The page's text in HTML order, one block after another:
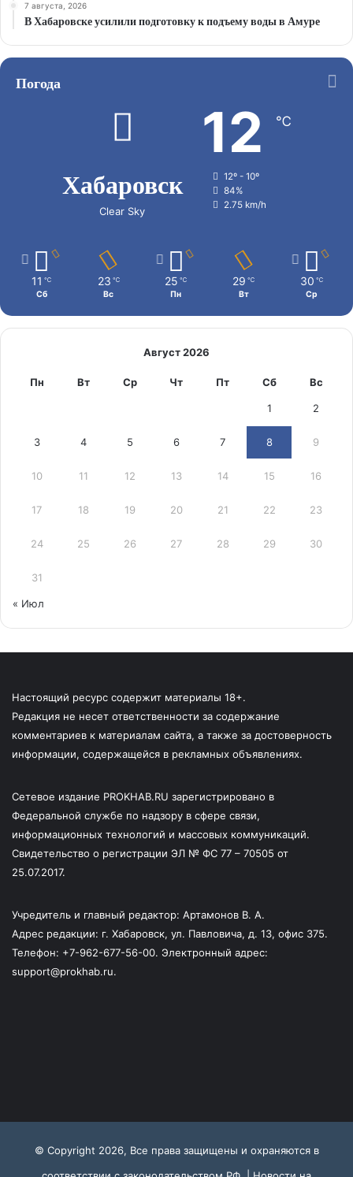
7 августа, 2026
В Хабаровске усилили подготовку к подъему воды в Амуре
Погода
Хабаровск
Clear Sky
12 ℃
12º - 10º
84%
2.75 km/h
11 ℃
Сб
23 ℃
Вс
25 ℃
Пн
29 ℃
Вт
30 ℃
Ср
Август 2026
Пн Вт Ср Чт Пт Сб Вс
1 2
3 4 5 6 7 8 9
10 11 12 13 14 15 16
17 18 19 20 21 22 23
24 25 26 27 28 29 30
31
« Июл
Настоящий ресурс содержит материалы 18+.
Редакция не несет ответственности за содержание
комментариев к материалам сайта, а также за достоверность
информации, содержащейся в рекламных объявлениях.
Сетевое издание PROKHAB.RU зарегистрировано в
Федеральной службе по надзору в сфере связи,
информационных технологий и массовых коммуникаций.
Свидетельство о регистрации ЭЛ № ФС 77 – 70505 от
25.07.2017.
Учредитель и главный редактор: Артамонов В. А.
Адрес редакции: г. Хабаровск, ул. Павловича, д. 13, офис 375.
Телефон: +7-962-677-56-00. Электронный адрес:
support@prokhab.ru.
© Copyright 2026, Все права защищены и охраняются в